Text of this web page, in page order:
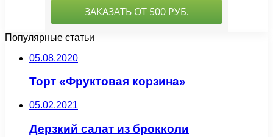
Популярные статьи
05.08.2020
Торт «Фруктовая корзина»
05.02.2021
Дерзкий салат из брокколи